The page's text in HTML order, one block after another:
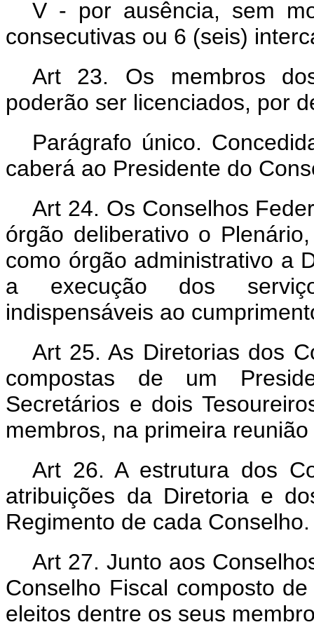
V - por ausência, sem
consecutivas ou 6 (seis)
Art 23. Os membros
poderão ser licenciados, por
Parágrafo único.
caberá ao Presidente do
Art 24. Os Conselhos
órgão deliberativo o
como órgão administrativo a
a execução dos
indispensáveis ao
Art 25. As Diretorias dos
compostas de um
Secretários e dois
membros, na primeira
Art 26. A estrutura dos
atribuições da Diretoria e
Regimento de cada Conselho.
Art 27. Junto aos
Conselho Fiscal composto
eleitos dentre os seus